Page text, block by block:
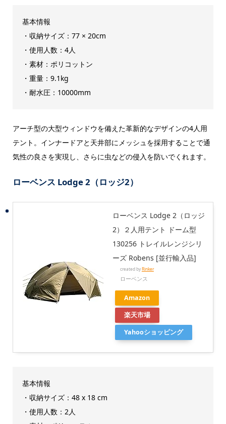
基本情報
・収納サイズ：77 × 20cm
・使用人数：4人
・素材：ポリコットン
・重量：9.1kg
・耐水圧：10000mm
アーチ型の大型ウィンドウを備えた革新的なデザインの4人用
テント。インナードアと天井部にメッシュを採用することで通
気性の良さを実現し、さらに虫などの侵入を防いでくれます。
ローベンス Lodge 2（ロッジ2）
ローベンス Lodge 2（ロッジ
2）２人用テント ドーム型
130256 トレイルレンジシリ
ーズ Robens [並行輸入品]
created byRinker
ローベンス
Amazon
楽天市場
Yahooショッピング
基本情報
・収納サイズ：48 x 18 cm
・使用人数：2人